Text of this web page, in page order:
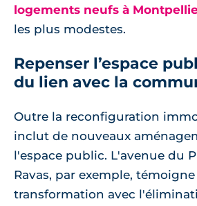
logements neufs à
les plus modestes.
Repenser l’espace
du lien avec la
Outre la reconfiguration
inclut de nouveaux
l'espace public. L'avenue du
Ravas, par exemple,
transformation avec